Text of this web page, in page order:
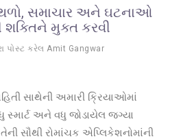
સમાચાર અને ઘટનાઓ
મુક્ત કરવી
પોસ્ટ કરેલ Amit Gangwar
સાથેની અમારી ક્રિયાઓમાં
સ્માર્ટ અને વધુ જોડાયેલ જગ્યા
સૌથી રોમાંચક એપ્લિકેશનોમાંની